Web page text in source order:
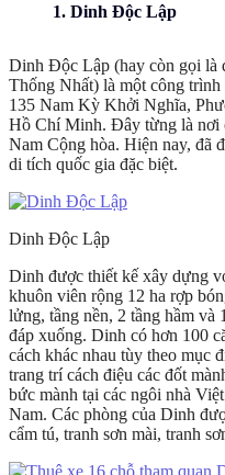
1. Dinh Độc Lập
Dinh Độc Lập (hay còn gọi là
Thống Nhất) là một công
135 Nam Kỳ Khởi Nghĩa,
Hồ Chí Minh. Đây từng là nơi
Nam Cộng hòa. Hiện nay, đã
di tích quốc gia đặc biệt.
Dinh Độc Lập
Dinh được thiết kế xây dựng
khuôn viên rộng 12 ha rợp
lửng, tầng nền, 2 tầng hầm và
đáp xuống. Dinh có hơn 100
cách khác nhau tùy theo mục
trang trí cách điệu các đốt
bức mành tại các ngôi nhà
Nam. Các phòng của Dinh
cẩm tú, tranh sơn mài, tranh